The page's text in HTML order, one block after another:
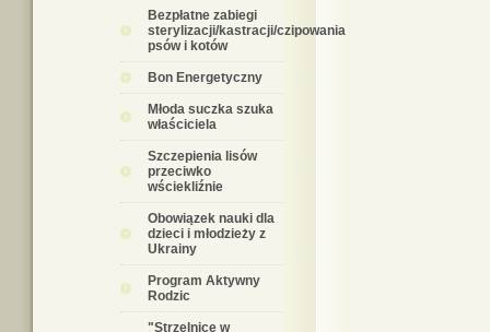
Bezpłatne zabiegi
sterylizacji/kastracji/czipowania
psów i kotów
Bon Energetyczny
Młoda suczka szuka
właściciela
Szczepienia lisów
przeciwko
wściekliźnie
Obowiązek nauki dla
dzieci i młodzieży z
Ukrainy
Program Aktywny
Rodzic
"Strzelnice w